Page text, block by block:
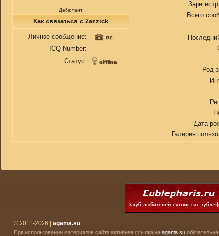
Дебютант
Всего
Род
Дата
Галерея
Как связаться с Zazzick
Личное сообщение:
ICQ Number:
Статус:
© 2011-2026 | agama.su
При использовании материалов сайта активная ссылка на agama.su обязательна.